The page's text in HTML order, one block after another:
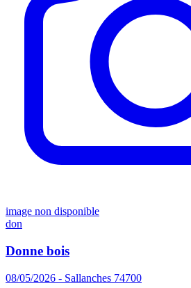
image non disponible
don
Donne bois
08/05/2026 - Sallanches 74700